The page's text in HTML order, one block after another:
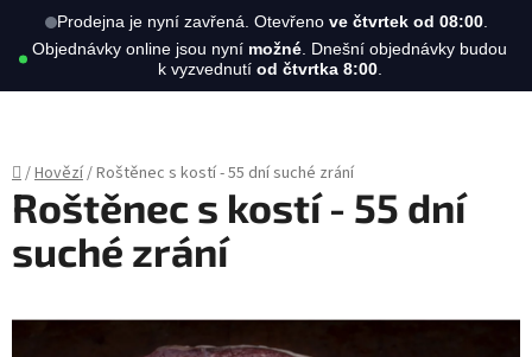
Prodejna je nyní zavřená. Otevřeno ve čtvrtek od 08:00.
Objednávky online jsou nyní možné . Dnešní objednávky budou
k vyzvednutí od čtvrtka 8:00.
Hledat
KOŠÍK
Domů
/Hovězí/Roštěnec s kostí - 55 dní suché zrání
Roštěnec s kostí - 55 dní
suché zrání